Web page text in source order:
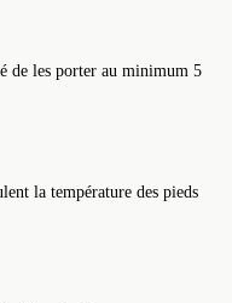
de les porter au minimum 5
la température des pieds